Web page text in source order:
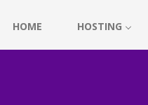
HOME HOSTING